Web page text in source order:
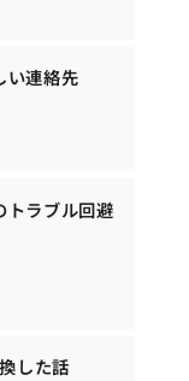
い連絡先
トラブル回避
した話